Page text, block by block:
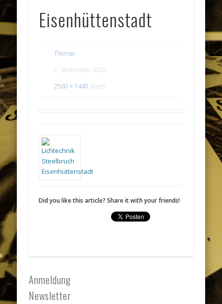
Eisenhüttenstadt
Thomas
2. September 2025
2560 × 1440 pixels
Did you like this article? Share it with your friends!
Anmeldung
Newsletter